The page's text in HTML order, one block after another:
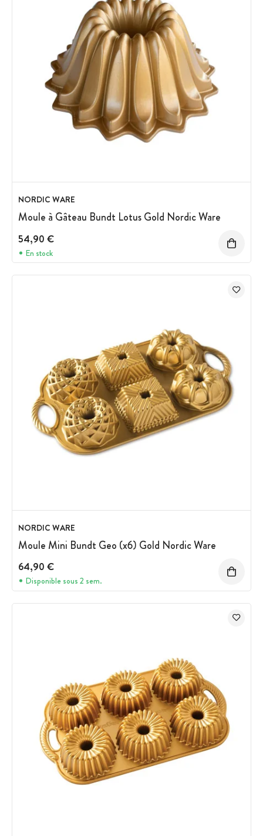
NORDIC WARE
Moule à Gâteau Bundt Lotus Gold Nordic Ware
54,90 €
En stock
NORDIC WARE
Moule Mini Bundt Geo (x6) Gold Nordic Ware
64,90 €
Disponible sous 2 sem.